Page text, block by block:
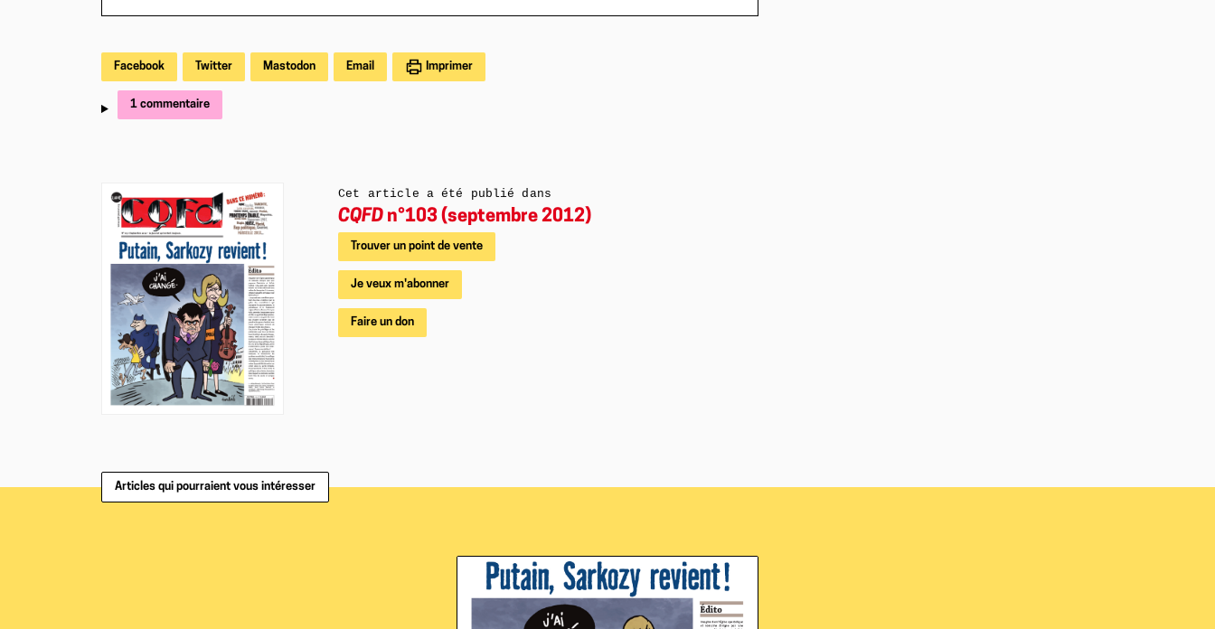
Facebook Twitter Mastodon Email Imprimer
1 commentaire
Cet article a été publié dans
CQFD n°103 (septembre 2012)
Trouver un point de vente
Je veux m'abonner
Faire un don
Articles qui pourraient vous intéresser